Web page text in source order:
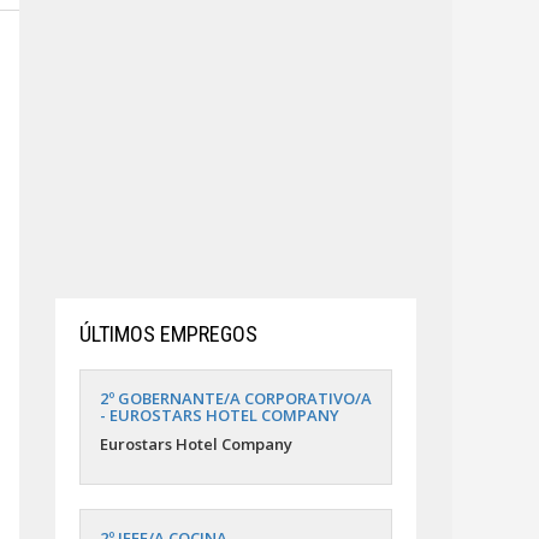
ÚLTIMOS EMPREGOS
2º GOBERNANTE/A CORPORATIVO/A
- EUROSTARS HOTEL COMPANY
Eurostars Hotel Company